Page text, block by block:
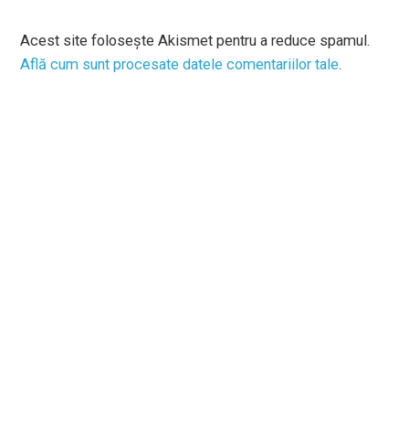
Acest site folosește Akismet pentru a reduce spamul.
Află cum sunt procesate datele comentariilor tale.